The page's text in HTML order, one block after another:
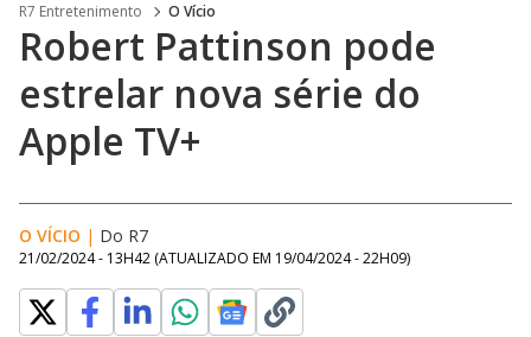
R7 Entretenimento O Vício
Robert Pattinson pode
estrelar nova série do
Apple TV+
O VÍCIO | Do R7
21/02/2024 - 13H42 (ATUALIZADO EM 19/04/2024 - 22H09)